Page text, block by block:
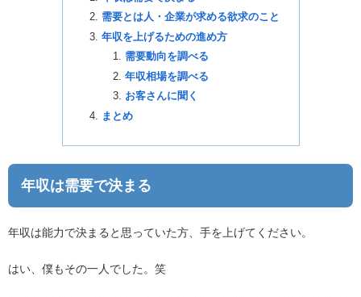
需要とは人・企業が求める欲求のこと
年収を上げるための進め方
需要動向を調べる
年収相場を調べる
お客さんに聞く
まとめ
年収は需要で決まる
年収は能力で決まると思っていた方、手を上げてください。
はい、僕もその一人でした。笑